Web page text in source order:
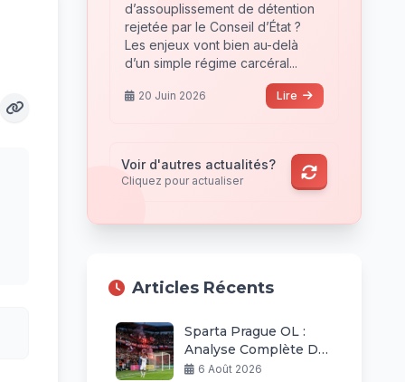
d’assouplissement de détention
rejetée par le Conseil d’État ?
Les enjeux vont bien au-delà
d’un simple régime carcéral...
20 Juin 2026 Lire
Voir d'autres actualités?
Cliquez pour actualiser
Articles Récents
Sparta Prague OL :
Analyse Complète De
La Défaite Lyonnaise
6 Août 2026